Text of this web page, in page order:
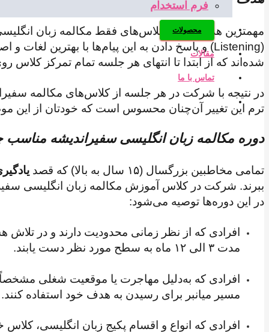
فرم استخدام
محصولات
مقالات
تماس با ما
مهمترین هدفی که در کلاس‌های فقط مکالمه زبان
شده‌اند که از ابتدا تا انتهای هر جلسه تمام تمرکز
در نتیجه با شرکت در هر جلسه از کلاس‌های مکالمه
ترم این تغییر آن‌چنان محسوس است که خودتان از این
دوره مکالمه زبان انگلیسی سفیراندیشه
تمامی مخاطبین بزرگسال (۱۵ سال به بالا) که قصد
ببرند. شرکت در کلاس آموزش مکالمه زبان انگلیسی
در این دوره‌ها توصیه می‌شود:
افرادی که از نظر زمانی محدودیت دارند و در
مدت ۳ الی ۱۲ ماه به‌ سطح مورد نظر دست یابند.
مسیر میانبر برای رسیدن به هدف خود استفاده کنند.
افرادی که انواع و اقسام پکیج‌ زبان انگلیسی،